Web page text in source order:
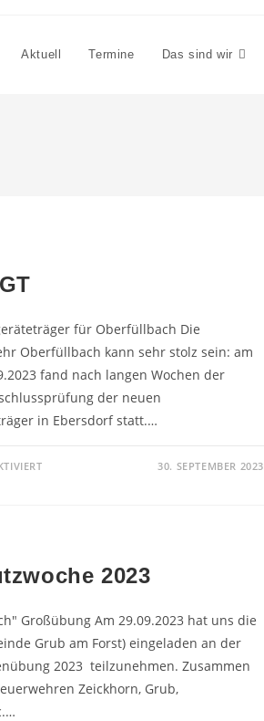
Aktuell Termine Das sind wir
für Oberfüllbach Die
Oberfüllbach kann sehr stolz sein: am
fand nach langen Wochen der
der neuen
in Ebersdorf statt.…
FÜR 30. SEPTEMBER 2023
2023
Großübung Am 29.09.2023 hat uns die
Grub am Forst) eingeladen an der
2023 teilzunehmen. Zusammen
Zeickhorn, Grub,